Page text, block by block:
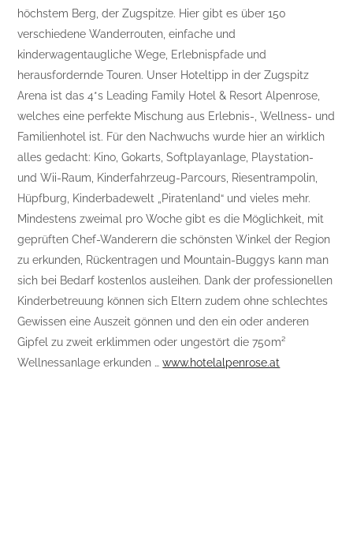
höchstem Berg, der Zugspitze. Hier gibt es über 150
verschiedene Wanderrouten, einfache und
kinderwagentaugliche Wege, Erlebnispfade und
herausfordernde Touren. Unser Hoteltipp in der Zugspitz
Arena ist das 4*s Leading Family Hotel & Resort Alpenrose,
welches eine perfekte Mischung aus Erlebnis-, Wellness- und
Familienhotel ist. Für den Nachwuchs wurde hier an wirklich
alles gedacht: Kino, Gokarts, Softplayanlage, Playstation-
und Wii-Raum, Kinderfahrzeug-Parcours, Riesentrampolin,
Hüpfburg, Kinderbadewelt „Piratenland“ und vieles mehr.
Mindestens zweimal pro Woche gibt es die Möglichkeit, mit
geprüften Chef-Wanderern die schönsten Winkel der Region
zu erkunden, Rückentragen und Mountain-Buggys kann man
sich bei Bedarf kostenlos ausleihen. Dank der professionellen
Kinderbetreuung können sich Eltern zudem ohne schlechtes
Gewissen eine Auszeit gönnen und den ein oder anderen
Gipfel zu zweit erklimmen oder ungestört die 750m²
Wellnessanlage erkunden …www.hotelalpenrose.at